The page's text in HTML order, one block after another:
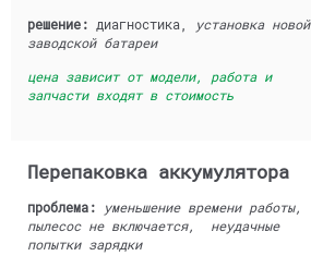
решение: диагностика,
установка новой
заводской батареи
цена зависит от модели, работа и
запчасти входят в стоимость
Перепаковка аккумулятора
проблема: уменьшение времени работы,
пылесос не включается, неудачные
попытки зарядки